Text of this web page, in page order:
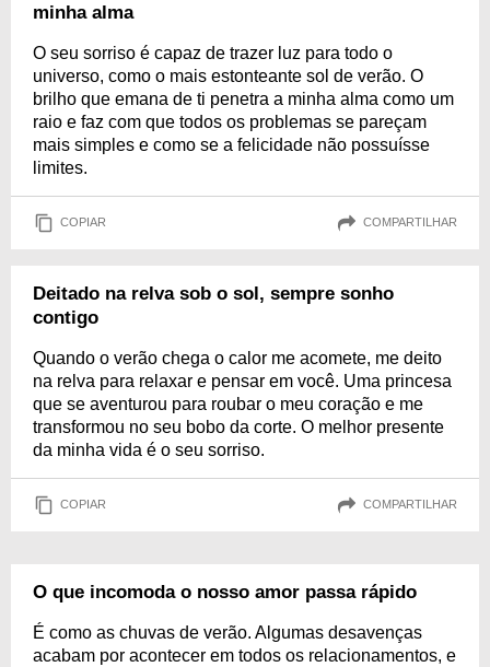
minha alma
O seu sorriso é capaz de trazer luz para todo o
universo, como o mais estonteante sol de verão. O
brilho que emana de ti penetra a minha alma como um
raio e faz com que todos os problemas se pareçam
mais simples e como se a felicidade não possuísse
limites.
COPIAR COMPARTILHAR
Deitado na relva sob o sol, sempre sonho
contigo
Quando o verão chega o calor me acomete, me deito
na relva para relaxar e pensar em você. Uma princesa
que se aventurou para roubar o meu coração e me
transformou no seu bobo da corte. O melhor presente
da minha vida é o seu sorriso.
COPIAR COMPARTILHAR
O que incomoda o nosso amor passa rápido
É como as chuvas de verão. Algumas desavenças
acabam por acontecer em todos os relacionamentos, e